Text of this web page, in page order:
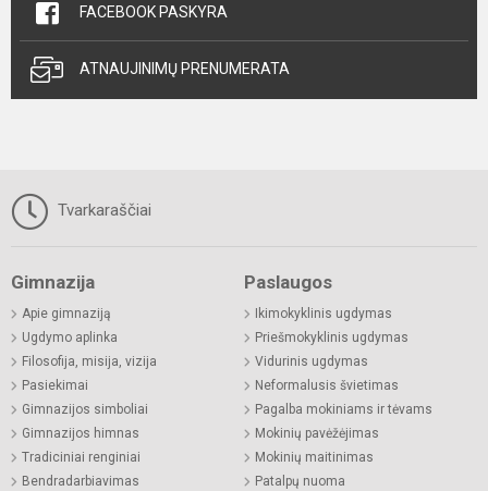
FACEBOOK PASKYRA
ATNAUJINIMŲ PRENUMERATA
Tvarkaraščiai
Gimnazija
Apie gimnaziją
Ugdymo aplinka
Filosofija, misija, vizija
Pasiekimai
Gimnazijos simboliai
Gimnazijos himnas
Tradiciniai renginiai
Bendradarbiavimas
Paslaugos
Ikimokyklinis ugdymas
Priešmokyklinis ugdymas
Vidurinis ugdymas
Neformalusis švietimas
Pagalba mokiniams ir tėvams
Mokinių pavėžėjimas
Mokinių maitinimas
Patalpų nuoma